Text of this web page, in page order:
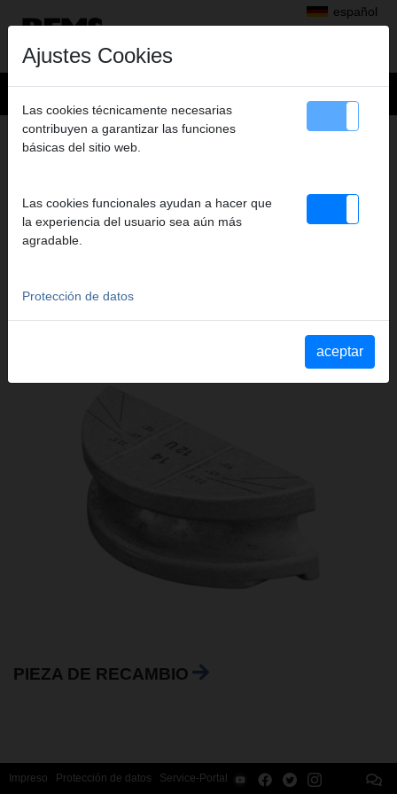
español
Productos>Curvar>REMS Swing> Horma
Ø 14, 12U, R50, A
Art. nº. 153533 R
Extracto del catálogo REMS Swing
Extracto del catálogo REMS Hydro-Swing(PDF)
(PDF)
PIEZA DE RECAMBIO
Impreso Protección de datos Service-Portal
Ajustes Cookies
Las cookies técnicamente necesarias
contribuyen a garantizar las funciones
básicas del sitio web.
Las cookies funcionales ayudan a hacer que
la experiencia del usuario sea aún más
agradable.
Protección de datos
aceptar